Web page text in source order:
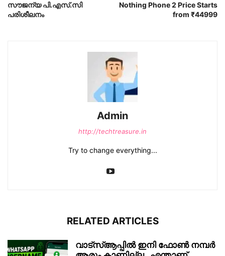
സൗജന്യ പി.എസ്.സി
പരിശീലനം
Nothing Phone 2 Price Starts
from ₹44999
Admin
http://techtreasure.in
Try to change everything...
RELATED ARTICLES
വാട്‌സ്ആപ്പിൽ ഇനി ഫോൺ നമ്പർ